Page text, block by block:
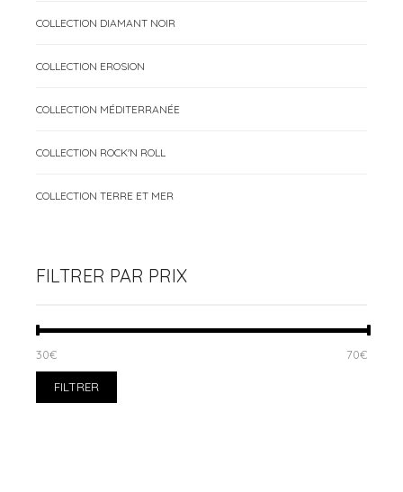
COLLECTION DIAMANT NOIR
COLLECTION EROSION
COLLECTION MÉDITERRANÉE
COLLECTION ROCK'N ROLL
COLLECTION TERRE ET MER
FILTRER PAR PRIX
PRIX
MIN
PRIX
MAX
FILTRER
30€ 70€